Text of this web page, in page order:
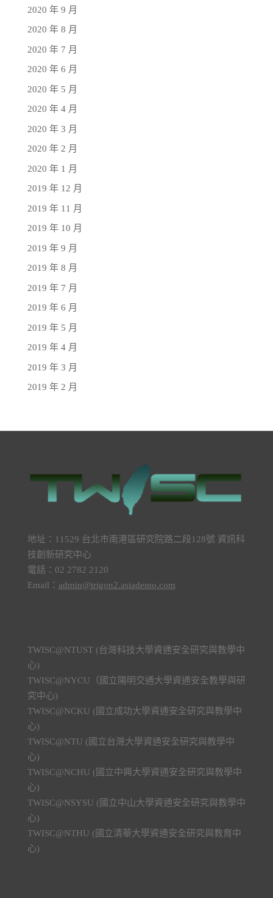
2020 年 9 月
2020 年 8 月
2020 年 7 月
2020 年 6 月
2020 年 5 月
2020 年 4 月
2020 年 3 月
2020 年 2 月
2020 年 1 月
2019 年 12 月
2019 年 11 月
2019 年 10 月
2019 年 9 月
2019 年 8 月
2019 年 7 月
2019 年 6 月
2019 年 5 月
2019 年 4 月
2019 年 3 月
2019 年 2 月
地址：11529 台北市南港區研究院路二段128號 資訊科
技創新研究中心
電話：02 2782 2120
Email： admin@trigon2.asiademo.com
TWISC@NTUST (台灣科技大學資通安全研究與教學中
心)
TWISC@NYCU（國立陽明交通大學資通安全教學與研
究中心)
TWISC@NCKU (國立成功大學資通安全研究與教學中
心)
TWISC@NTU (國立台灣大學資通安全研究與教學中
心)
TWISC@NCHU (國立中興大學資通安全研究與教學中
心)
TWISC@NSYSU (國立中山大學資通安全研究與教學中
心)
TWISC@NTHU (國立清華大學資通安全研究與教育中
心)